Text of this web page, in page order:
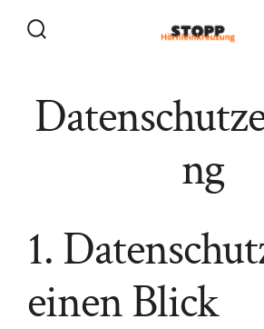
Inhalt
ng
1.
einen Blick